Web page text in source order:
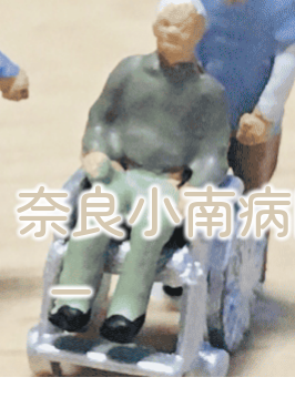
奈良小南
ー